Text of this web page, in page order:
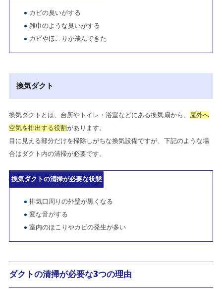
カビの臭いがする
雑巾のような臭いがする
カビやほこりが飛んできた
換気ダクト
換気ダクトとは、台所やトイレ・浴室などにある換気扇から、 屋外へ
空気を排出する役割があります。
目に見える部分だけを掃除しがちな換気設備ですが、下記のような場
合はダクト内の清掃が必要です。
換気ダクトの清掃が必要な状態
排気口周りの外壁が黒くなる
変な音がする
室内のほこりやカビの発生が多い
ダクトの清掃が必要な3つの理由